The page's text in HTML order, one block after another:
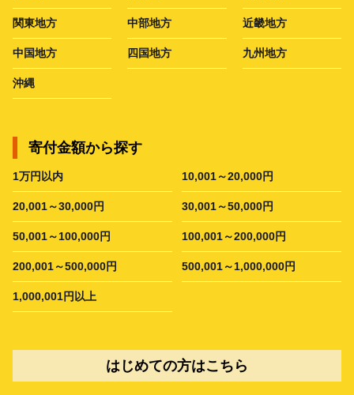
関東地方 中部地方 近畿地方
中国地方 四国地方 九州地方
沖縄
寄付金額から探す
1万円以内 10,001～20,000円
20,001～30,000円 30,001～50,000円
50,001～100,000円 100,001～200,000円
200,001～500,000円 500,001～1,000,000円
1,000,001円以上
はじめての方はこちら